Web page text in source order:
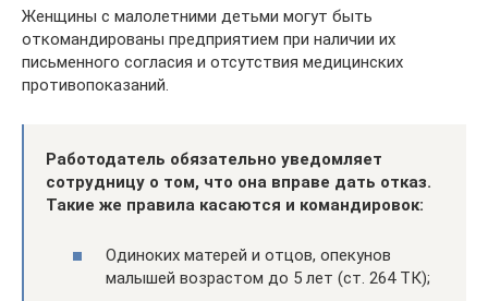
Женщины с малолетними детьми могут быть
откомандированы предприятием при наличии их
письменного согласия и отсутствия медицинских
противопоказаний.
Работодатель обязательно уведомляет
сотрудницу о том, что она вправе дать отказ.
Такие же правила касаются и командировок:
Одиноких матерей и отцов, опекунов
малышей возрастом до 5 лет (ст. 264 ТК);